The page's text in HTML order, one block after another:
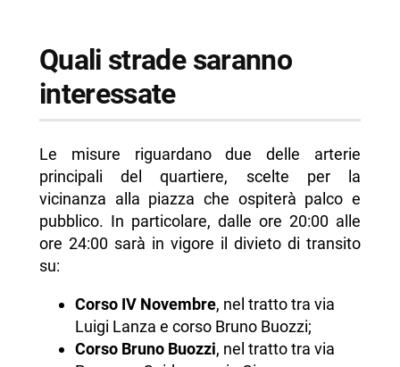
Quali strade saranno
interessate
Le misure riguardano due delle arterie
principali del quartiere, scelte per la
vicinanza alla piazza che ospiterà palco e
pubblico. In particolare, dalle ore 20:00 alle
ore 24:00 sarà in vigore il divieto di transito
su:
Corso IV Novembre, nel tratto tra via
Luigi Lanza e corso Bruno Buozzi;
Corso Bruno Buozzi, nel tratto tra via